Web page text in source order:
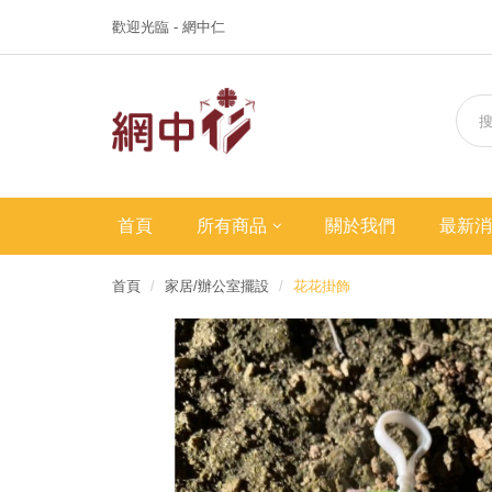
歡迎光臨 - 網中仁
首頁 所有商品 關於我們 最新
首頁 家居/辦公室擺設 花花掛飾